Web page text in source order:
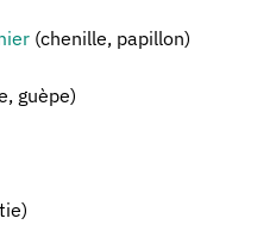
(chenille, papillon)
guèpe)